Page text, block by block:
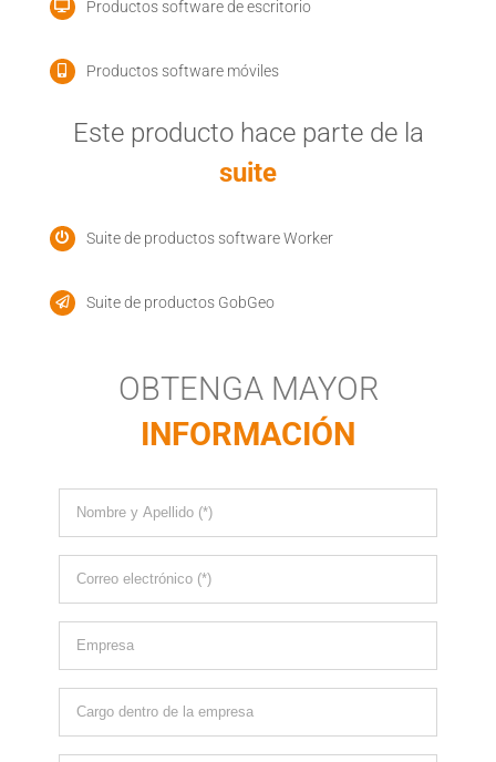
Productos software de escritorio
Productos software móviles
Este producto hace parte de la
suite
Suite de productos software Worker
Suite de productos GobGeo
OBTENGA MAYOR
INFORMACIÓN